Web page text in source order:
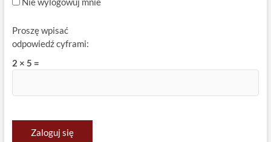
Proszę wpisać
odpowiedź cyframi:
2 × 5 =
Zaloguj się